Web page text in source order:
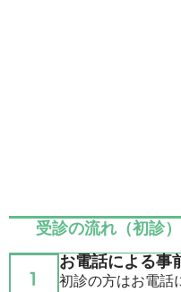
受診の流れ（初診）
お電話による事
初診の方はお電話